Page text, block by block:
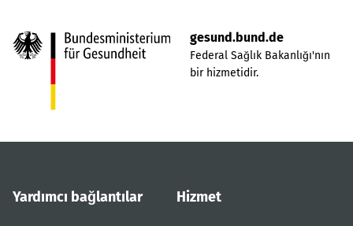
gesund.bund.de
Federal Sağlık Bakanlığı'nın
bir hizmetidir.
Yardımcı bağlantılar Hizmet